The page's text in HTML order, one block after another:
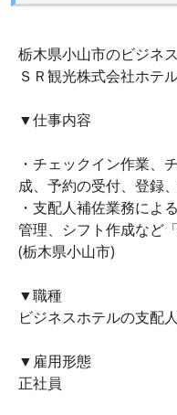
栃木県小山市のビジネ
ＳＲ観光株式会社ホテ
▼仕事内容
・チェックイン作業、
成、予約の受付、登録
・支配人補佐業務によ
管理、シフト作成など
(栃木県小山市)
▼職種
ビジネスホテルの支配
▼雇用形態
正社員